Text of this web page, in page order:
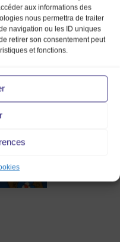
aux informations des
nous permettra de traiter
navigation ou les ID uniques
retirer son consentement peut
et fonctions.
hermes-